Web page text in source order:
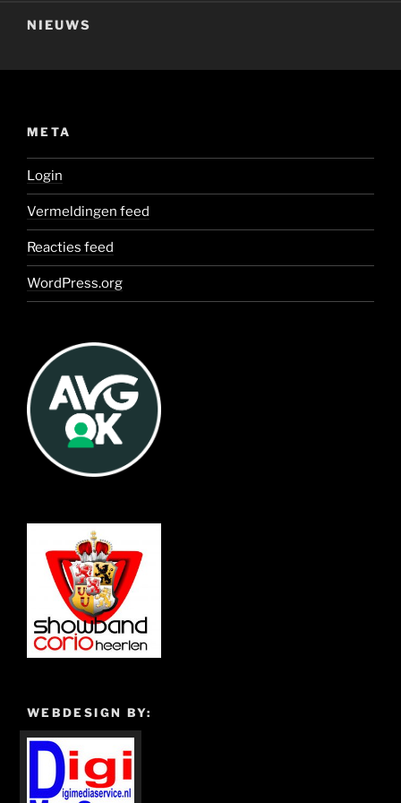
NIEUWS
META
Login
Vermeldingen feed
Reacties feed
WordPress.org
WEBDESIGN BY: